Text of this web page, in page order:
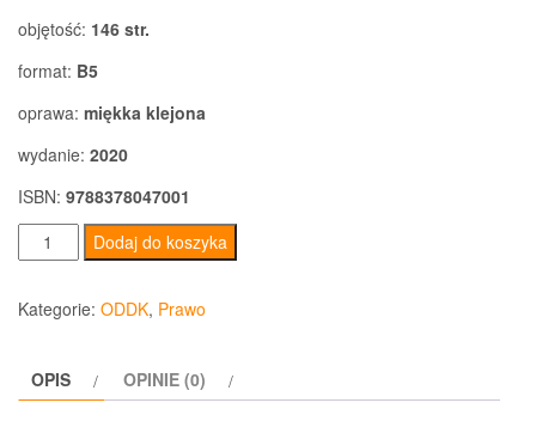
objętość: 146 str.
format: B5
oprawa: miękka klejona
wydanie: 2020
ISBN: 9788378047001
ilość
Bezpieczeństwo
i
higiena
Środki
Dodaj do koszyka
Kategorie: ODDK, Prawo
OPIS OPINIE (0)